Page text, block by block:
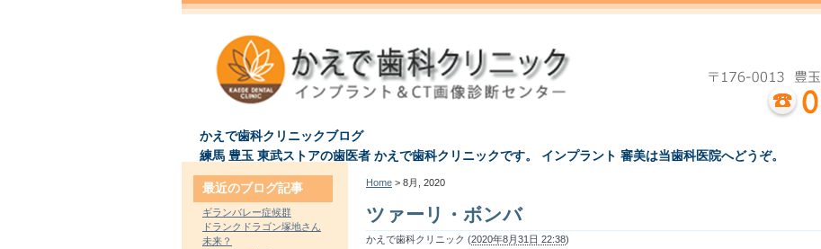
かえで歯科クリニックブログ
練馬 豊玉 東武ストアの歯医者 かえで歯科クリニックです。 インプラント 審美は当歯科医院へどうぞ。
Home > 8月, 2020
ツァーリ・ボンバ
かえで歯科クリニック (2020年8月31日 22:38)
最近のブログ記事
ギランバレー症候群
ドランクドラゴン塚地さん
未来？